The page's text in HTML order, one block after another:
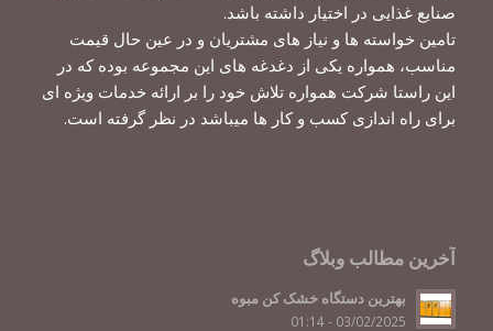
صنایع غذایی در اختیار داشته باشد.
تامین خواسته ها و نیاز های مشتریان و در عین حال قیمت
مناسب، همواره یکی از دغدغه های این مجموعه بوده که در
این راستا شرکت همواره تلاش خود را بر ارائه خدمات ویژه ای
برای راه اندازی کسب و کار ها میباشد در نظر گرفته است.
آخرین مطالب وبلاگ
بهترین دستگاه خشک کن مبوه
03/02/2025 - 01:14